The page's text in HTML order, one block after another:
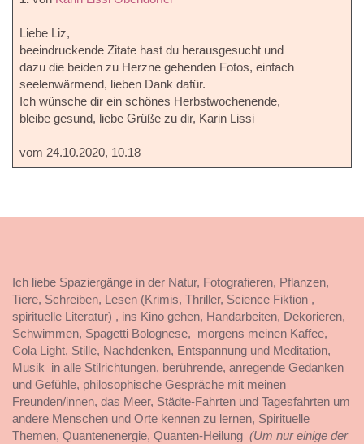
Liebe Liz,
beeindruckende Zitate hast du herausgesucht und
dazu die beiden zu Herzne gehenden Fotos, einfach
seelenwärmend, lieben Dank dafür.
Ich wünsche dir ein schönes Herbstwochenende,
bleibe gesund, liebe Grüße zu dir, Karin Lissi
vom 24.10.2020, 10.18
Ich liebe Spaziergänge in der Natur, Fotografieren, Pflanzen,
Tiere, Schreiben, Lesen (Krimis, Thriller, Science Fiktion ,
spirituelle Literatur) , ins Kino gehen, Handarbeiten, Dekorieren,
Schwimmen, Spagetti Bolognese, morgens meinen Kaffee,
Cola Light, Stille, Nachdenken, Entspannung und Meditation,
Musik in alle Stilrichtungen, berührende, anregende Gedanken
und Gefühle, philosophische Gespräche mit meinen
Freunden/innen, das Meer, Städte-Fahrten und Tagesfahrten um
andere Menschen und Orte kennen zu lernen, Spirituelle
Themen, Quantenenergie, Quanten-Heilung (Um nur einige der